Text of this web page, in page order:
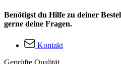
Benötigst du Hilfe zu deiner
gerne deine Fragen.
Kontakt
Geprüfte Qualität